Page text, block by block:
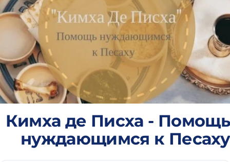
Кимха де Писха - Помощь
нуждающимся к Песаху